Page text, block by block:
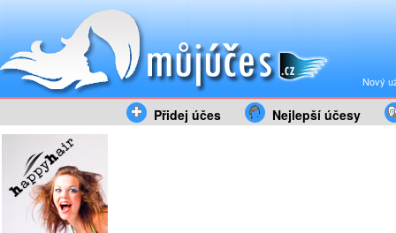
Nový
Přidej účes Nejlepší účesy